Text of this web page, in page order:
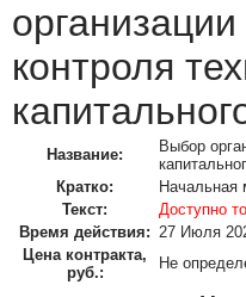
контроля
Название:
Выбор
Кратко:
Начальная
Текст:
Доступно
Время действия: 27 Июля
Цена контракта,
руб.:
Не